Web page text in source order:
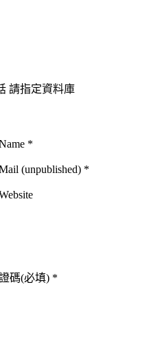
請指定資料庫
*
(unpublished) *
碼(必填) *